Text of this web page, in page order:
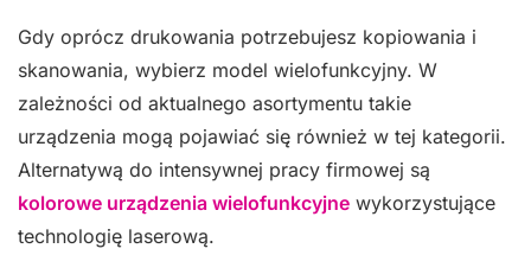
Gdy oprócz drukowania potrzebujesz kopiowania i
skanowania, wybierz model wielofunkcyjny. W
zależności od aktualnego asortymentu takie
urządzenia mogą pojawiać się również w tej kategorii.
Alternatywą do intensywnej pracy firmowej są
kolorowe urządzenia wielofunkcyjne wykorzystujące
technologię laserową.